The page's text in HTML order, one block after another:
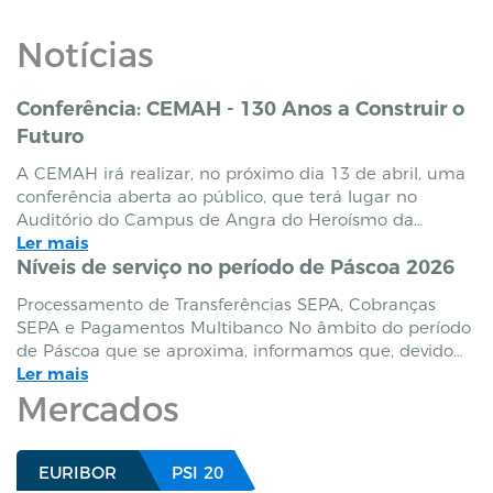
Notícias
Conferência: CEMAH - 130 Anos a Construir o
Futuro
A CEMAH irá realizar, no próximo dia 13 de abril, uma
conferência aberta ao público, que terá lugar no
Auditório do Campus de Angra do Heroísmo da
Universidade dos Açores, organizada no âmbito das
celebrações do seu 130º aniversário. Integrado no
reúne parceiros e comunidade para refletir sobre a
preservação da riqueza natural e a resposta aos
desafios climáticos, contando com a participação de
oradores de reconhecido mérito, que abordarão temas
como a ‘A Riqueza Natural dos Açores e os Desafios
Climáticos’ e ‘Caminhos para a transição’, uma
conversa sobre prioridades regionais, exemplos práticos
e opções para as empresas se prepararem para a
Ler mais
Níveis de serviço no período de Páscoa 2026
Processamento de Transferências SEPA, Cobranças
SEPA e Pagamentos Multibanco No âmbito do período
de Páscoa que se aproxima, informamos que, devido
ao fecho de compensação e liquidação por parte da
SIBS durante os feriados TARGET, os níveis de serviço
para transferências e cobranças SEPA e, para
datas de 02 abril e 07 abril 2026 (Quinta-Feira e Terça-
Ler mais
Mercados
EURIBOR PSI 20